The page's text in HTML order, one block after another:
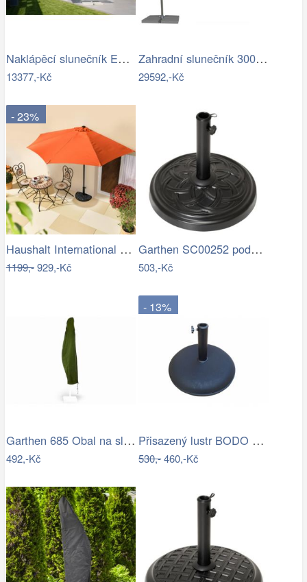
Naklápěcí slunečník EASY TURN 300x300…
13377,-Kč
Zahradní slunečník 300 x 300 cm
29592,-Kč
- 23%
Haushalt International Slunečník…
1199,-929,-Kč
Garthen SC00252 podstavec na slunečník…
503,-Kč
Garthen 685 Obal na slunečník s…
492,-Kč
- 13%
Přisazený lustr BODO 1xE27/60W/230V…
530,-460,-Kč